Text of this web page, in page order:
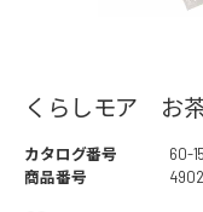
くらしモア お
カタログ番号
60-
商品番号